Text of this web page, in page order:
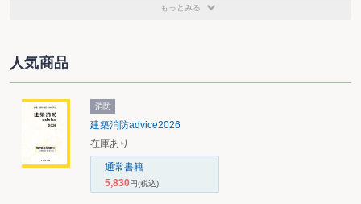
もっとみる
人気商品
消防
建築消防advice2026
在庫あり
通常書籍
5,830円(税込)